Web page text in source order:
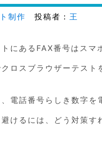
制作 投稿者： 王
にあるFAX番号はスマ
ロスブラウザーテス
電話番号らしき数字を
けるには、どう対策す